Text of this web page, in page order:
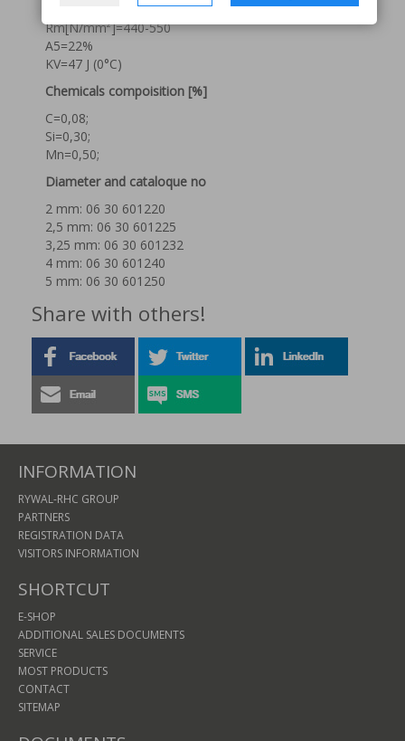
Re [N/mm]=360
Rm[N/mm²]=440-550
A5=22%
KV=47 J (0°C)
Chemicals compoisition [%]
C=0,08;
Si=0,30;
Mn=0,50;
Diameter and cataloque no
2 mm: 06 30 601220
2,5 mm: 06 30 601225
3,25 mm: 06 30 601232
4 mm: 06 30 601240
5 mm: 06 30 601250
Share with others!
INFORMATION
RYWAL-RHC GROUP
PARTNERS
REGISTRATION DATA
VISITORS INFORMATION
SHORTCUT
E-SHOP
ADDITIONAL SALES DOCUMENTS
SERVICE
MOST PRODUCTS
CONTACT
SITEMAP